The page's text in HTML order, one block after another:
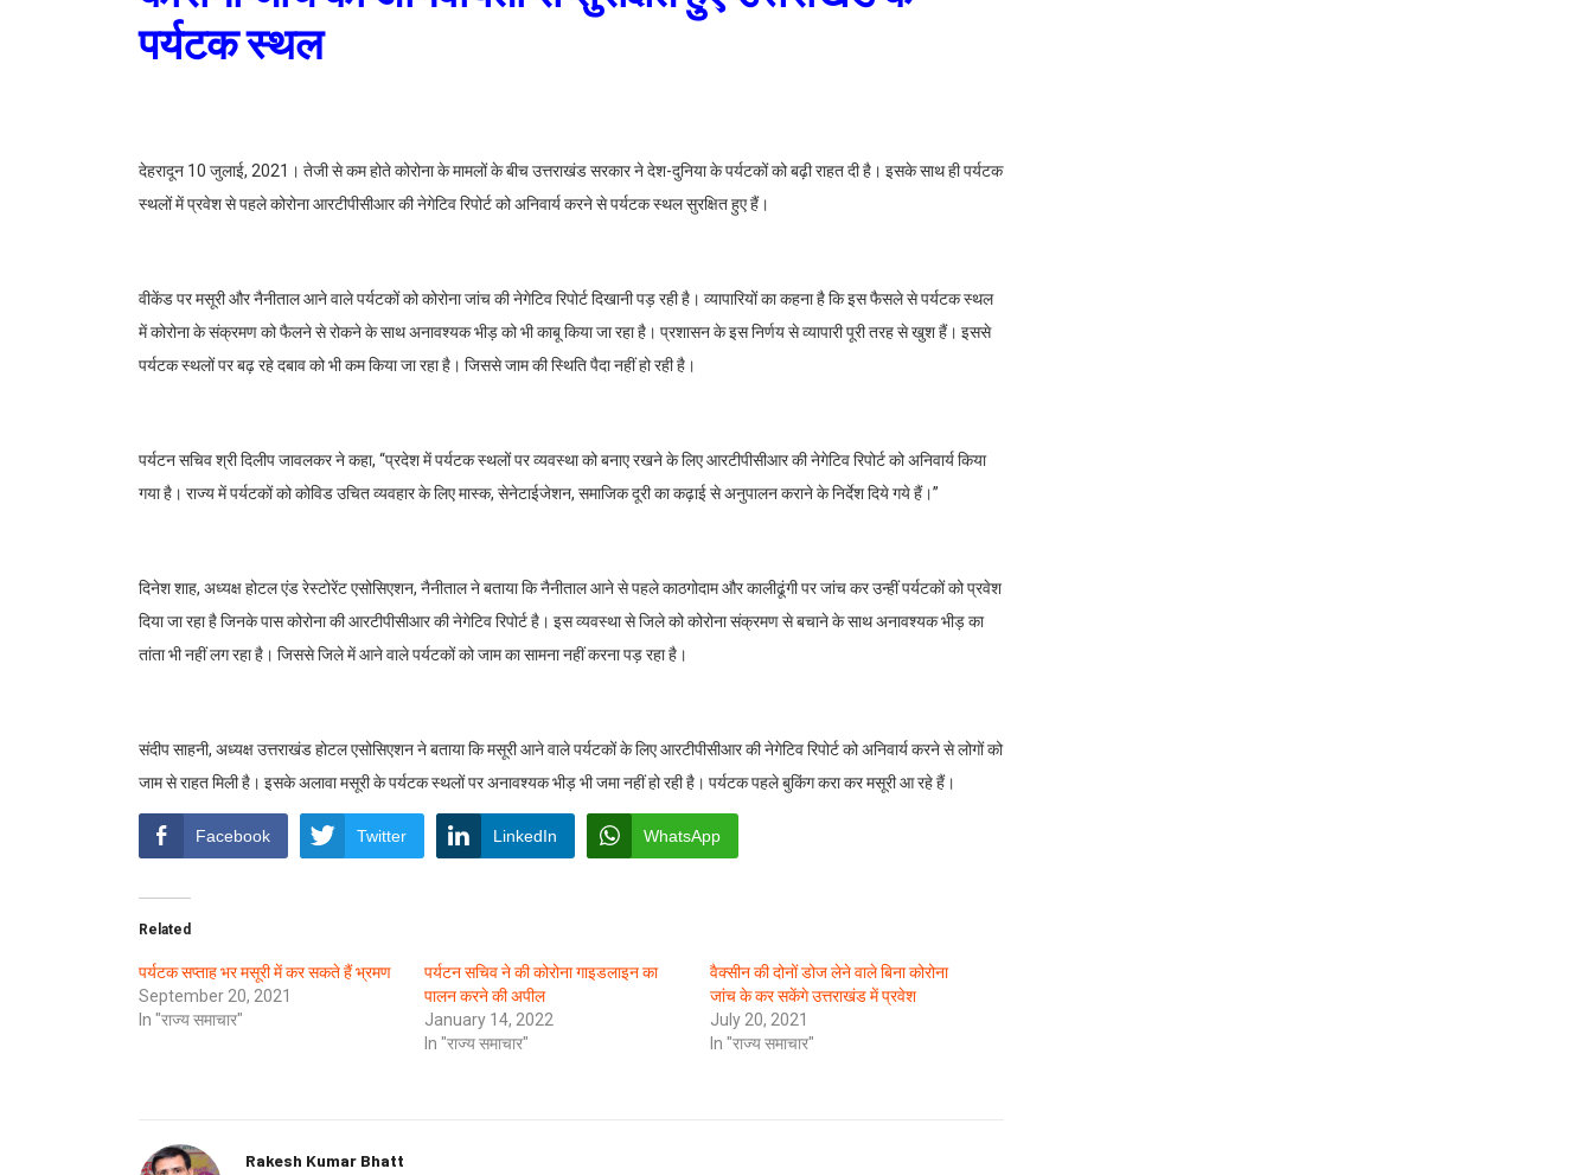
पर्यटक स्थल
देहरादून 10 जुलाई, 2021। तेजी से कम होते कोरोना के मामलों के बीच उत्तराखंड सरकार ने देश-दुनिया के पर्यटकों को बढ़ी राहत दी है। इसके साथ ही पर्यटक
स्थलों में प्रवेश से पहले कोरोना आरटीपीसीआर की नेगेटिव रिपोर्ट को अनिवार्य करने से पर्यटक स्थल सुरक्षित हुए हैं।
वीकेंड पर मसूरी और नैनीताल आने वाले पर्यटकों को कोरोना जांच की नेगेटिव रिपोर्ट दिखानी पड़ रही है। व्यापारियों का कहना है कि इस फैसले से पर्यटक स्थल
में कोरोना के संक्रमण को फैलने से रोकने के साथ अनावश्यक भीड़ को भी काबू किया जा रहा है। प्रशासन के इस निर्णय से व्यापारी पूरी तरह से खुश हैं। इससे
पर्यटक स्थलों पर बढ़ रहे दबाव को भी कम किया जा रहा है। जिससे जाम की स्थिति पैदा नहीं हो रही है।
पर्यटन सचिव श्री दिलीप जावलकर ने कहा, ‘‘प्रदेश में पर्यटक स्थलों पर व्यवस्था को बनाए रखने के लिए आरटीपीसीआर की नेगेटिव रिपोर्ट को अनिवार्य किया
गया है। राज्य में पर्यटकों को कोविड उचित व्यवहार के लिए मास्क, सेनेटाईजेशन, समाजिक दूरी का कढ़ाई से अनुपालन कराने के निर्देश दिये गये हैं।’’
दिनेश शाह, अध्यक्ष होटल एंड रेस्टोरेंट एसोसिएशन, नैनीताल ने बताया कि नैनीताल आने से पहले काठगोदाम और कालीढूंगी पर जांच कर उन्हीं पर्यटकों को प्रवेश
दिया जा रहा है जिनके पास कोरोना की आरटीपीसीआर की नेगेटिव रिपोर्ट है। इस व्यवस्था से जिले को कोरोना संक्रमण से बचाने के साथ अनावश्यक भीड़ का
तांता भी नहीं लग रहा है। जिससे जिले में आने वाले पर्यटकों को जाम का सामना नहीं करना पड़ रहा है।
संदीप साहनी, अध्यक्ष उत्तराखंड होटल एसोसिएशन ने बताया कि मसूरी आने वाले पर्यटकों के लिए आरटीपीसीआर की नेगेटिव रिपोर्ट को अनिवार्य करने से लोगों को
जाम से राहत मिली है। इसके अलावा मसूरी के पर्यटक स्थलों पर अनावश्यक भीड़ भी जमा नहीं हो रही है। पर्यटक पहले बुकिंग करा कर मसूरी आ रहे हैं।
Facebook Twitter LinkedIn WhatsApp
Related
पर्यटक सप्ताह भर मसूरी में कर सकते हैं भ्रमण
September 20, 2021
In "राज्य समाचार"
पर्यटन सचिव ने की कोरोना गाइडलाइन का
पालन करने की अपील
January 14, 2022
In "राज्य समाचार"
वैक्सीन की दोनों डोज लेने वाले बिना कोरोना
जांच के कर सकेंगे उत्तराखंड में प्रवेश
July 20, 2021
In "राज्य समाचार"
Rakesh Kumar Bhatt